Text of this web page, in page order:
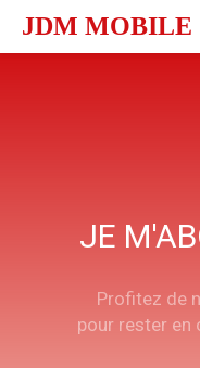
JDM MOBILE
JE
Profitez de
pour rester